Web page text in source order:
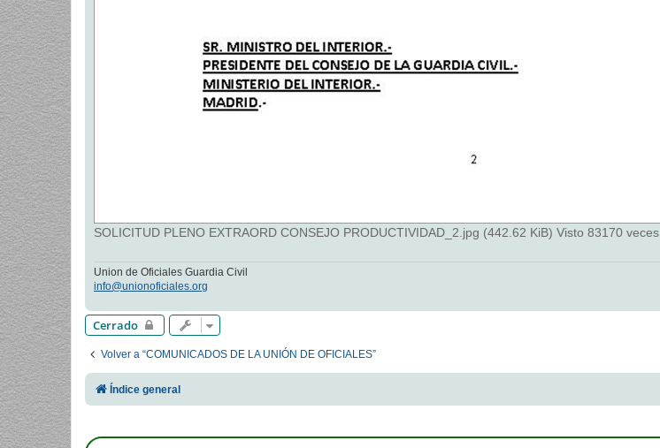
SOLICITUD PLENO EXTRAORD CONSEJO PRODUCTIVIDAD_2.jpg (442.62 KiB) Visto 83170 veces
Union de Oficiales Guardia Civil
info@unionoficiales.org
Cerrado
Volver a “COMUNICADOS DE LA UNIÓN DE OFICIALES”
Índice general